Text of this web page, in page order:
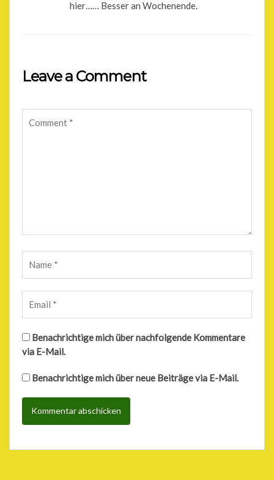
hier…… Besser an Wochenende.
Leave a Comment
Benachrichtige mich über nachfolgende Kommentare
via E-Mail.
Benachrichtige mich über neue Beiträge via E-Mail.